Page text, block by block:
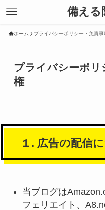
備える
ホーム プライバシーポリシー・免責事
プライバシーポリ
権
１. 広告の配信
当ブログは
フェリエイト、